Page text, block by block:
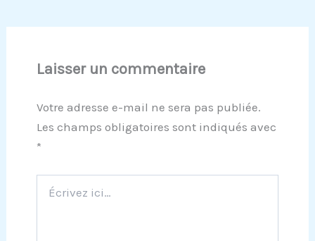
Laisser un commentaire
Votre adresse e-mail ne sera pas publiée.
Les champs obligatoires sont indiqués avec
*
ici…